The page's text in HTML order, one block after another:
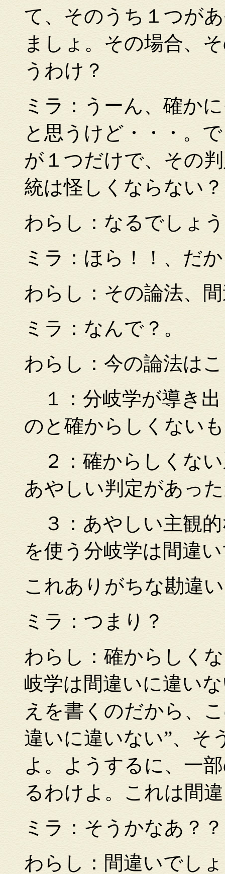
て、そのうち１つが
ましょ。その場合、
うわけ？
ミラ：うーん、確か
と思うけど・・・。
が１つだけで、その
統は怪しくならな
わらし：なるでしょ
ミラ：ほら！！、だ
わらし：その論法、
ミラ：なんで？。
わらし：今の論法は
１：分岐学が導き
のと確からしくない
２：確からしくな
あやしい判定があっ
３：あやしい主観
を使う分岐学は間違
これありがちな勘違
ミラ：つまり？
わらし：確からしく
岐学は間違いに違い
えを書くのだから、
違いに違いない”、そ
よ。ようするに、一
るわけよ。これは間
ミラ：そうかなあ
わらし：間違いでし